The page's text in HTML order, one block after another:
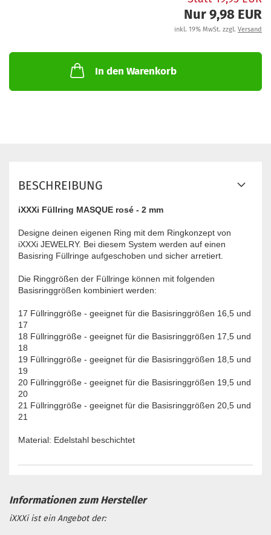
Nur 9,98 EUR
inkl. 19% MwSt. zzgl. Versand
In den Warenkorb
BESCHREIBUNG
iXXXi Füllring MASQUE rosé - 2 mm
Designe deinen eigenen Ring mit dem Ringkonzept von
iXXXi JEWELRY. Bei diesem System werden auf einen
Basisring Füllringe aufgeschoben und sicher arretiert.
Die Ringgrößen der Füllringe können mit folgenden
Basisringgrößen kombiniert werden:
17 Füllringgröße - geeignet für die Basisringgrößen 16,5 und
17
18 Füllringgröße - geeignet für die Basisringgrößen 17,5 und
18
19 Füllringgröße - geeignet für die Basisringgrößen 18,5 und
19
20 Füllringgröße - geeignet für die Basisringgrößen 19,5 und
20
21 Füllringgröße - geeignet für die Basisringgrößen 20,5 und
21
Material: Edelstahl beschichtet
iXXXi ist ein Angebot der: